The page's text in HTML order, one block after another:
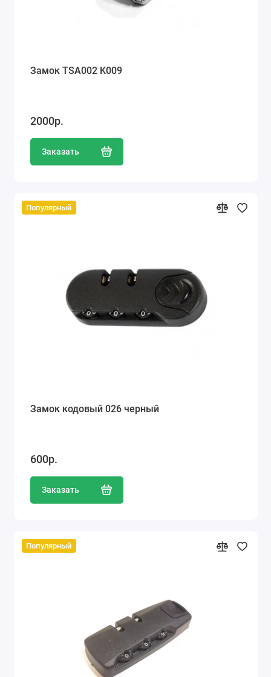
Замок TSA002 K009
2000р.
Заказать
Популярный
Замок кодовый 026 черный
600р.
Заказать
Популярный